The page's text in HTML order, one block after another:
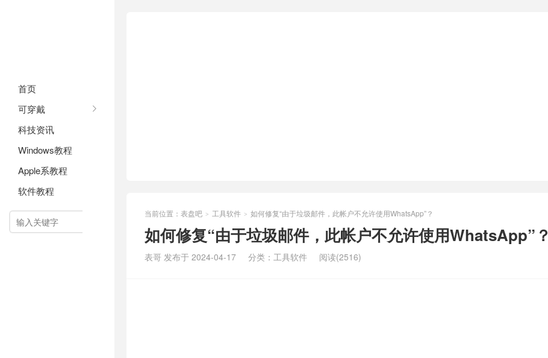
首页
可穿戴
科技资讯
Windows教程
Apple系教程
软件教程
当前位置： 表盘吧 > 工具软件 > 如何修复“由于垃圾邮件，此帐户不允许使用WhatsApp”？
如何修复“由于垃圾邮件，此帐户不允许使用WhatsApp”？
表哥 发布于 2024-04-17 分类： 工具软件 阅读(2516)